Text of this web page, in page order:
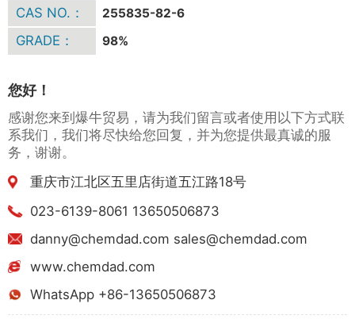
CAS NO.： 255835-82-6
GRADE： 98%
您好！
感谢您来到爆牛贸易，请为我们留言或者使用以下方式联
系我们，我们将尽快给您回复，并为您提供最真诚的服
务，谢谢。
重庆市江北区五里店街道五江路18号
023-6139-8061 13650506873
danny@chemdad.com sales@chemdad.com
www.chemdad.com
WhatsApp +86-13650506873